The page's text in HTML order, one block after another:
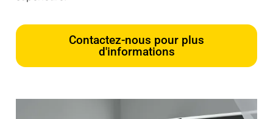
Contactez-nous pour plus
d'informations